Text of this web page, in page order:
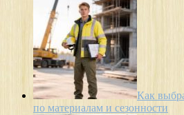
Как
по материалам и сезонности